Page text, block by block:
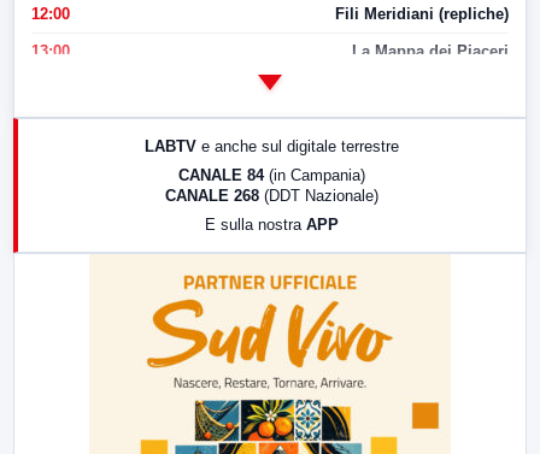
12:00 Fili Meridiani (repliche)
13:00 La Mappa dei Piaceri
LABTV e anche sul digitale terrestre
CANALE 84 (in Campania)
CANALE 268 (DDT Nazionale)
E sulla nostra APP